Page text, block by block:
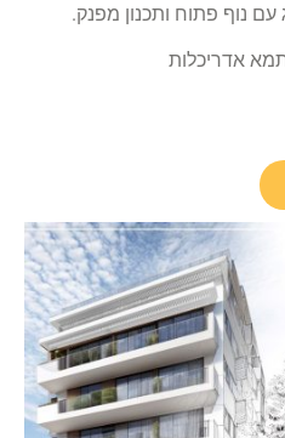
עם נוף פתוח ותכנון מפנק.
תמא אדריכלות